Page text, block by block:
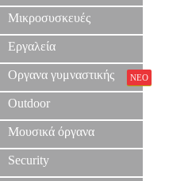
Μικροσυσκευές
Εργαλεία
Οργανα γυμναστικής ΝΕΟ
Outdoor
Μουσικά όργανα
Security